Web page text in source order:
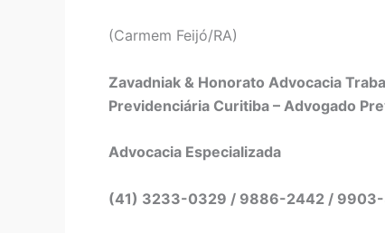
(Carmem Feijó/RA)
Zavadniak & Honorato Advocacia
Previdenciária Curitiba – Advogado
Advocacia Especializada
(41) 3233-0329 / 9886-2442 /